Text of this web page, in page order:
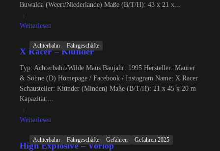
Buwalda (Weert/Niederlande) Maße (B/T/H): 43 x 21 x...
Weiterlesen
Achterbahn Fahrgeschäfte
X Racer – Klünder
Typ: Achterbahn/Wilde Maus Baujahr: 1995 Hersteller: Maurer
& Söhne (D) Homepage / Facebook / Instagram Name: X Racer
Schausteller: Klünder (Minden) Maße (B/T/H): 21 x 45 x 20 m
Kapazität:...
Weiterlesen
Achterbahn Fahrgeschäfte Gefahren Gefahren 2025
High Explosive – Vorlop